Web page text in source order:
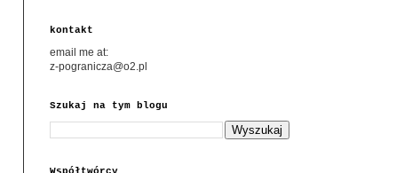
kontakt
email me at:
z-pogranicza@o2.pl
Szukaj na tym blogu